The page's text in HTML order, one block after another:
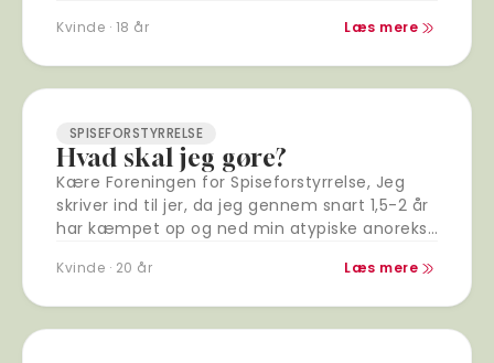
Kvinde · 18 år Læs mere
SPISEFORSTYRRELSE
Hvad skal jeg gøre?
Kære Foreningen for Spiseforstyrrelse, Jeg
skriver ind til jer, da jeg gennem snart 1,5-2 år
har kæmpet op og ned min atypiske anoreksi,
Kvinde · 20 år Læs mere